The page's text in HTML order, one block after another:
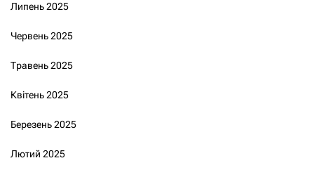
Липень 2025
Червень 2025
Травень 2025
Квітень 2025
Березень 2025
Лютий 2025